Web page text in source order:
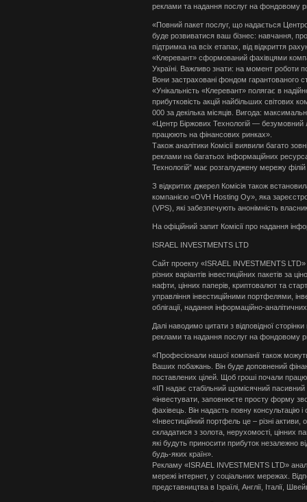
реклами та надання послуг на фондовому
«Повний пакет послуг, що надається
буде розвиватися ваш бізнес: навчання,
підтримка на всіх етапах, від відкриття
«Клеревант» сформований фахівцями
Україні. Важливо знати: на момент роботи
Вони застраховані фондом гарантованого
«Унікальність «Клеревант» полягає в
прибутковість акцій найбільших світових
000 за декілька місяців. Вигода:
«Центр Біржових Технологій — безумовний
працюють на фінансових ринках».
Також аналітики Комісії виявили багато
реклами на багатьох інформаційних
Технологій” має розгалуджену мережу
З відкритих джерел Комісія також
компанією «OVH Hosting Oy», яка
(VPS), які забезпечують анонімність
На офіційний запит Комісії про надання
ISRAEL INVESTMENTS LTD
Сайт проекту «ISRAEL INVESTMENTS
різних варіантів інвестиційних пакетів за
нафти, цінних паперів, криптовалют та
управління інвестиційними портфелями,
облігації, надання інформаційно-
Далі наводимо цитати з відповідної
реклами та надання послуг на фондовому
«Професіонали нашої компанії також
Ваших побажань. Він буде доповнений
поставлених цілей. Щоб гроші почали
«ІП надає стабільний щомісячний
«інвестувати, заповнюєте просту форму
фахівець. Він надасть повну консультацію
«Інвестиційний портфель це – різні
складатися з золота, нерухомості, цінних
які будуть приносити прибуток незалежно
будь-яких країн».
Рекламу «ISRAEL INVESTMENTS LTD»
мережі інтернет, у соціальних мережах.
представництва в Ізраїлі, Англії, Італії,